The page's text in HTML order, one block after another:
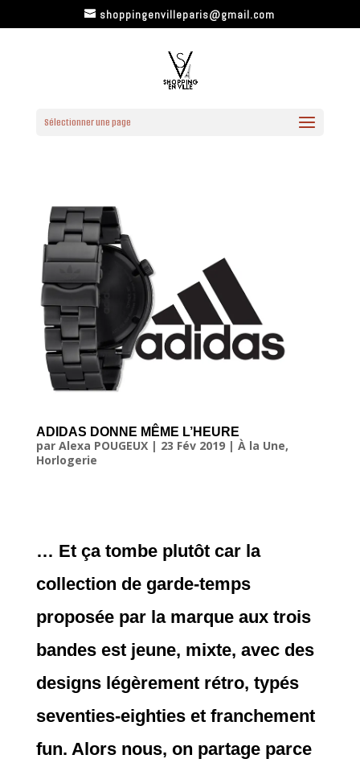
shoppingenvilleparis@gmail.com
Sélectionner une page
ADIDAS DONNE MÊME L’HEURE
par Alexa POUGEUX| 23 Fév 2019| À la Une,
Horlogerie
… Et ça tombe plutôt car la
collection de garde-temps
proposée par la marque aux trois
bandes est jeune, mixte, avec des
designs légèrement rétro, typés
seventies-eighties et franchement
fun. Alors nous, on partage parce